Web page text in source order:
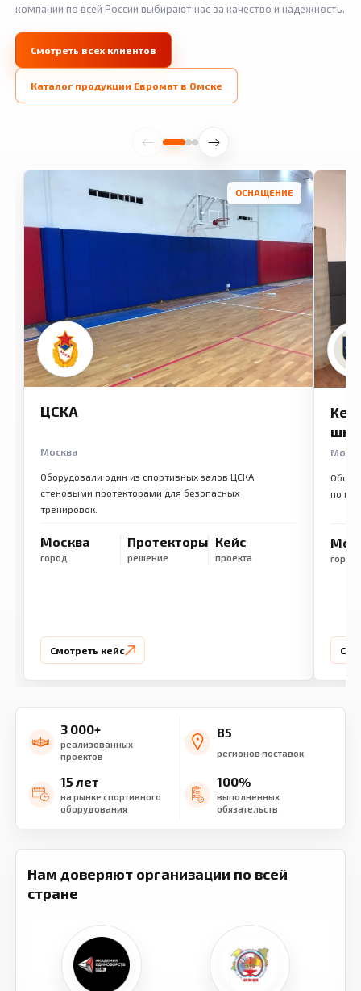
компании по всей России выбирают нас за качество и надежность.
Смотреть всех клиентов
Каталог продукции Евромат в Омске
ОСНАЩЕНИЕ
ЦСКА
Москва
Оборудовали один из спортивных залов ЦСКА
стеновыми протекторами для безопасных
тренировок.
Москва
город
Протекторы
решение
Кейс
проекта
Смотреть кейс
по
город
3 000+
реализованных
проектов
85
регионов поставок
15 лет
на рынке спортивного
оборудования
100%
выполненных
обязательств
Нам доверяют организации по всей
стране